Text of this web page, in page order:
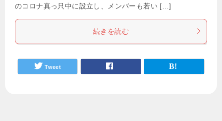
のコロナ真っ只中に設立し、メンバーも若い […]
続きを読む
Tweet